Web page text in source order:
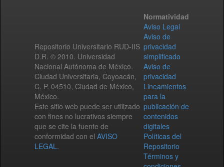
Repositorio Universitario RUD-IIS
D.R. © 2010. Universidad
Nacional Autónoma de México.
Ciudad Universitaria, Coyoacán,
C. P. 04510, Ciudad de México,
México.
Este sitio web puede ser utilizado
con fines no lucrativos siempre
que se cite la fuente de
conformidad con el AVISO
LEGAL.
Normatividad
Aviso Legal
Aviso de
privacidad
simplificado
Aviso de
privacidad
Lineamientos
para la
publicación de
contenidos
digitales
Políticas del
Repositorio
Términos y